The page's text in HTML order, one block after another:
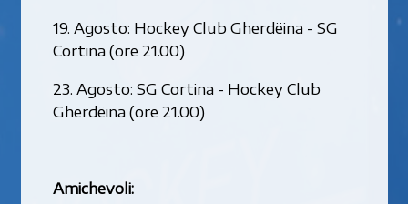
19. Agosto: Hockey Club Gherdëina - SG
Cortina (ore 21.00)
23. Agosto: SG Cortina - Hockey Club
Gherdëina (ore 21.00)
Amichevoli: